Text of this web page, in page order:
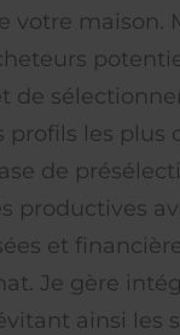
votre maison.
de
profils les plus
de
productives
et
Je gère
ainsi